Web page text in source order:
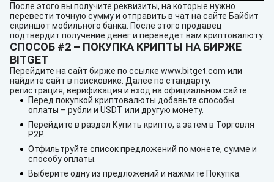
После этого вы получите реквизиты, на которые нужно
перевести точную сумму и отправить в чат на сайте Байбит
скриншот мобильного банка. После этого продавец
подтвердит получение денег и переведет вам криптовалюту.
СПОСОБ #2 – ПОКУПКА КРИПТЫ НА БИРЖЕ
BITGET
Перейдите на сайт бирже по ссылке www.bitget.com или
найдите сайт в поисковике. Далее по стандарту,
регистрация, верификация и вход на официальном сайте.
Перед покупкой криптовалюты добавьте способы
оплаты – рубли и USDT или другую монету.
Перейдите в раздел Купить крипто, а затем в Торговля
P2P.
Отфильтруйте список предложений по монете, сумме и
способу оплаты.
Выберите одну из предложений и нажмите Покупка.